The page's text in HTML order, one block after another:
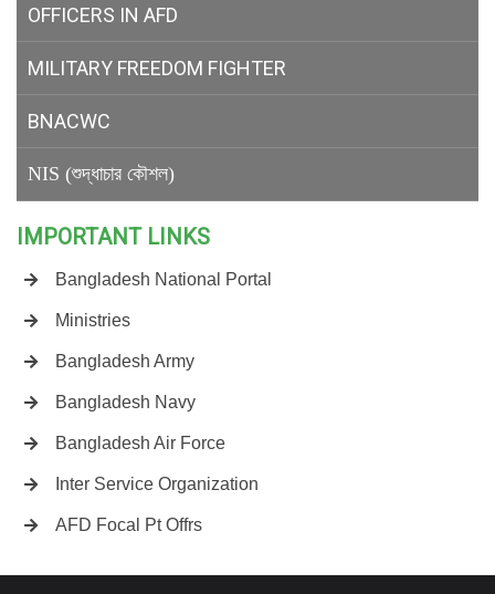
OFFICERS IN AFD
MILITARY FREEDOM FIGHTER
BNACWC
NIS (শুদ্ধাচার কৌশল)
IMPORTANT LINKS
Bangladesh National Portal
Ministries
Bangladesh Army
Bangladesh Navy
Bangladesh Air Force
Inter Service Organization
AFD Focal Pt Offrs